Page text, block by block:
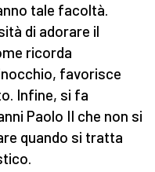
tale facoltà.
di adorare il
ricorda
favorisce
Infine, si fa
Paolo II che non si
quando si tratta